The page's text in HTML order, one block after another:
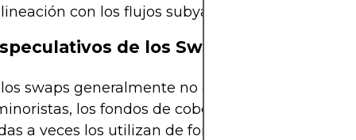
con los flujos subyacentes.
de los Swaps
swaps generalmente no están disponibles
los fondos de cobertura e instituciones
a veces los utilizan de forma especulativa. Por